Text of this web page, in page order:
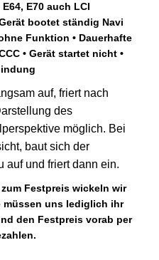
E64, E70 auch LCI
bootet ständig Navi
Funktion • Dauerhafte
• Gerät startet nicht •
auf, friert nach
des
möglich. Bei
baut sich der
auf und friert dann ein.
Festpreis wickeln wir
müssen uns lediglich ihr
den Festpreis vorab per